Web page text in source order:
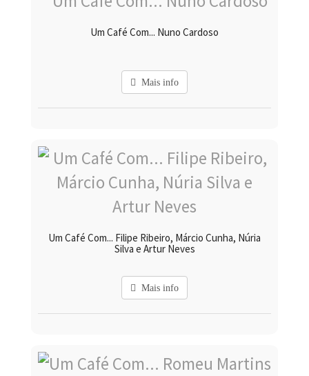
Um Café Com... Nuno Cardoso
Mais info
Um Café Com... Filipe Ribeiro, Márcio Cunha, Núria
Silva e Artur Neves
Mais info